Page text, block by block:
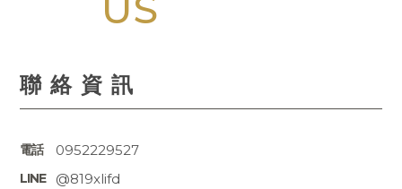
聯絡資訊
0952229527
@819xlifd